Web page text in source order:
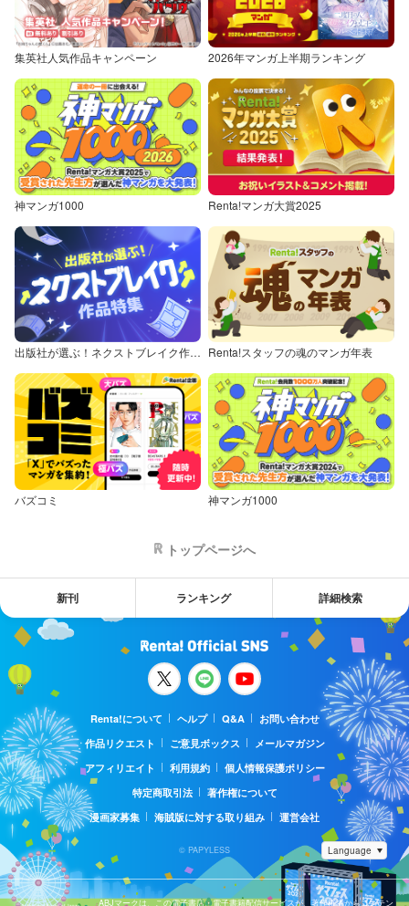
集英社人気作品キャンペーン 2026年マンガ上半期ランキング
神マンガ1000 Renta!マンガ大賞2025
出版社が選ぶ！ネクストブレイク作品特集 Renta!スタッフの魂のマンガ年表
バズコミ 神マンガ1000
トップページへ
新刊 ランキング 詳細検索
Renta!について ヘルプ Q&A
お問い合わせ
作品リクエスト
ご意見ボックス
メールマガジン
アフィリエイト
利用規約
個人情報保護ポリシー
特定商取引法
著作権について
漫画家募集
海賊版に対する取り組み 運営会社
© PAPYLESS
ABJマークは、この電子書店・電子書籍配信サービスが、著作権者からコンテン